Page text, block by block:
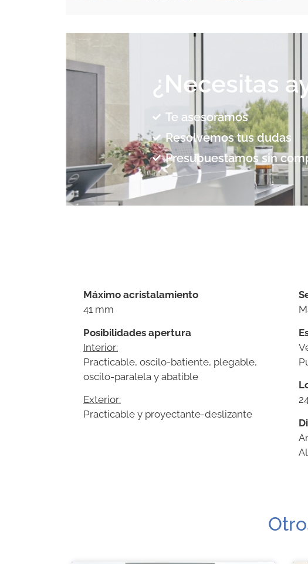
¿Necesitas
Te asesoramos
Resolvemos tus dudas
Presupuestamos sin
Máximo acristalamiento
41 mm
Posibilidades apertura
Interior:
Practicable, oscilo-batiente, plegable,
oscilo-paralela y abatible
Exterior:
Practicable y proyectante-deslizante